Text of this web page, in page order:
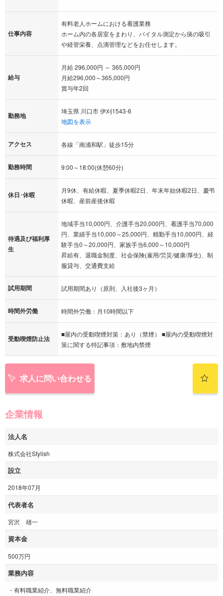
仕事内容
有料老人ホームにおける看護業務
ホーム内の各居室をまわり、バイタル測定から痰の吸引
や経管栄養、点滴管理などをお任せします。
給与
月給 296,000円 ～ 365,000円
月給296,000～365,000円
賞与年2回
勤務地
埼玉県 川口市 伊刈1543-6
地図を表示
アクセス 各線「南浦和駅」徒歩15分
勤務時間 9:00～18:00(休憩60分)
休日･休暇
月9休、有給休暇、夏季休暇2日、年末年始休暇2日、慶弔
休暇、産前産後休暇
待遇及び福利厚
生
地域手当10,000円、介護手当20,000円、看護手当70,000
円、業績手当10,000～25,000円、精勤手当10,000円、経
験手当0～20,000円、家族手当6,000～10,000円
昇給有、退職金制度、社会保険(雇用/労災/健康/厚生)、制
服貸与、交通費支給
試用期間 試用期間あり（原則、入社後3ヶ月）
時間外労働 時間外労働：月10時間以下
受動喫煙防止法
■屋内の受動喫煙対策：あり（禁煙） ■屋内の受動喫煙対
策に関する特記事項：敷地内禁煙
求人に問い合わせる
企業情報
法人名
株式会社Stylish
設立
2018年07月
代表者名
宮沢 雄一
資本金
500万円
業務内容
・有料職業紹介、無料職業紹介